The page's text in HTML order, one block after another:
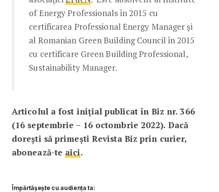
of Energy Professionals în 2015 cu
certificarea Professional Energy Manager și
al Romanian Green Building Council în 2015
cu certificare Green Building Professional,
Sustainability Manager.
Articolul a fost inițial publicat în Biz nr. 366
(16 septembrie – 16 octombrie 2022). Dacă
dorești să primești Revista Biz prin curier,
abonează-te aici.
Împărtășește cu audiența ta: